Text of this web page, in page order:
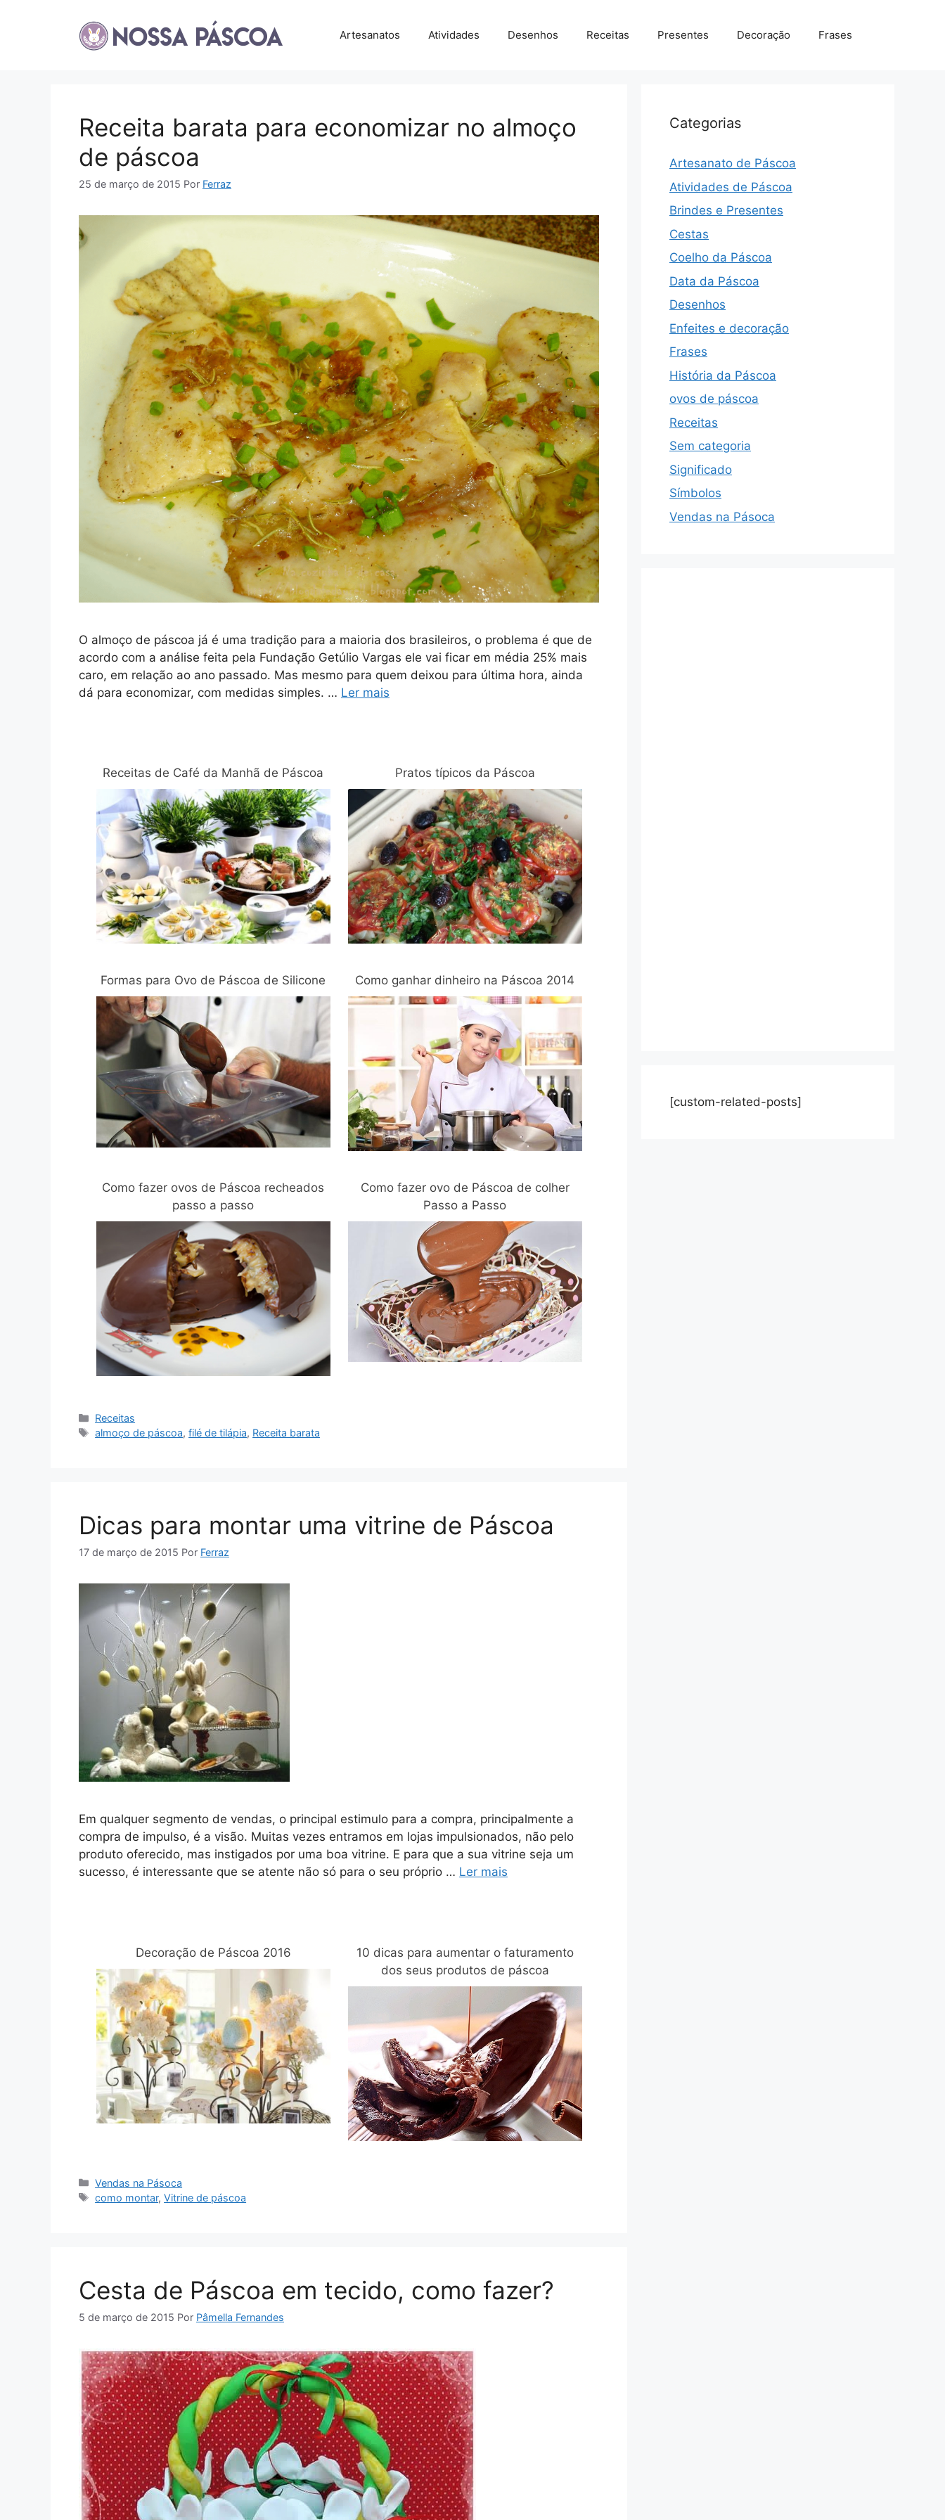
Artesanatos Atividades Desenhos Receitas Presentes Decoração Frases
Receita barata para economizar no almoço
de páscoa
25 de março de 2015 Por Ferraz
O almoço de páscoa já é uma tradição para a maioria dos brasileiros, o problema é que de
acordo com a análise feita pela Fundação Getúlio Vargas ele vai ficar em média 25% mais
caro, em relação ao ano passado. Mas mesmo para quem deixou para última hora, ainda
dá para economizar, com medidas simples. … Ler mais
Receitas de Café da Manhã de Páscoa Pratos típicos da Páscoa
Formas para Ovo de Páscoa de Silicone Como ganhar dinheiro na Páscoa 2014
Como fazer ovos de Páscoa recheados
passo a passo
Como fazer ovo de Páscoa de colher
Passo a Passo
Categorias
Receitas
Tags
almoço de páscoa,filé de tilápia, Receita barata
Dicas para montar uma vitrine de Páscoa
17 de março de 2015 Por Ferraz
Em qualquer segmento de vendas, o principal estimulo para a compra, principalmente a
compra de impulso, é a visão. Muitas vezes entramos em lojas impulsionados, não pelo
produto oferecido, mas instigados por uma boa vitrine. E para que a sua vitrine seja um
sucesso, é interessante que se atente não só para o seu próprio … Ler mais
Decoração de Páscoa 2016
10 dicas para aumentar o faturamento
dos seus produtos de páscoa
Categorias
Vendas na Pásoca
Tags
como montar,Vitrine de páscoa
Cesta de Páscoa em tecido, como fazer?
5 de março de 2015 Por Pâmella Fernandes
Categorias
Artesanato de Páscoa
Atividades de Páscoa
Brindes e Presentes
Cestas
Coelho da Páscoa
Data da Páscoa
Desenhos
Enfeites e decoração
Frases
História da Páscoa
ovos de páscoa
Receitas
Sem categoria
Significado
Símbolos
Vendas na Pásoca
[custom-related-posts]